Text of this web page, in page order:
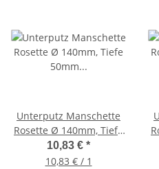
Unterputz Manschette
Rosette Ø 140mm, Tiefe
50mm für Allmess-
System
10,83 € *
10,83 € / 1